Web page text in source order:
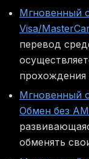
Мгновенный
Visa/
перевод
прохождения
Мгновенный
Обмен без
обменять